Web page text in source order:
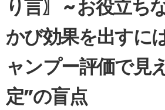
り言〗 ~ お役立
かび効果を出すに
ャンプー評価で見
定”の盲点